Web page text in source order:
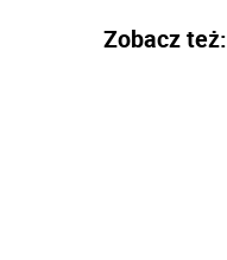
Zobacz też: